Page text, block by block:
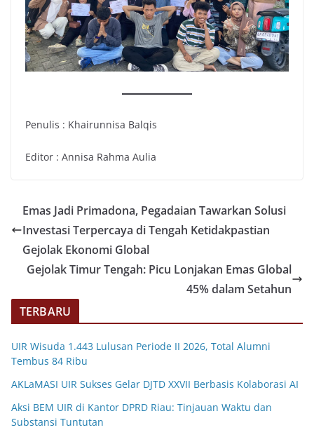
Penulis : Khairunnisa Balqis
Editor : Annisa Rahma Aulia
Emas Jadi Primadona, Pegadaian Tawarkan Solusi
Investasi Terpercaya di Tengah Ketidakpastian
Gejolak Ekonomi Global
Gejolak Timur Tengah: Picu Lonjakan Emas Global
45% dalam Setahun
TERBARU
UIR Wisuda 1.443 Lulusan Periode II 2026, Total Alumni
Tembus 84 Ribu
AKLaMASI UIR Sukses Gelar DJTD XXVII Berbasis Kolaborasi AI
Aksi BEM UIR di Kantor DPRD Riau: Tinjauan Waktu dan
Substansi Tuntutan